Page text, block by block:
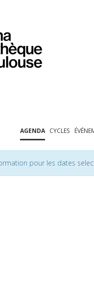
AGENDA CYCLES
pour les dates